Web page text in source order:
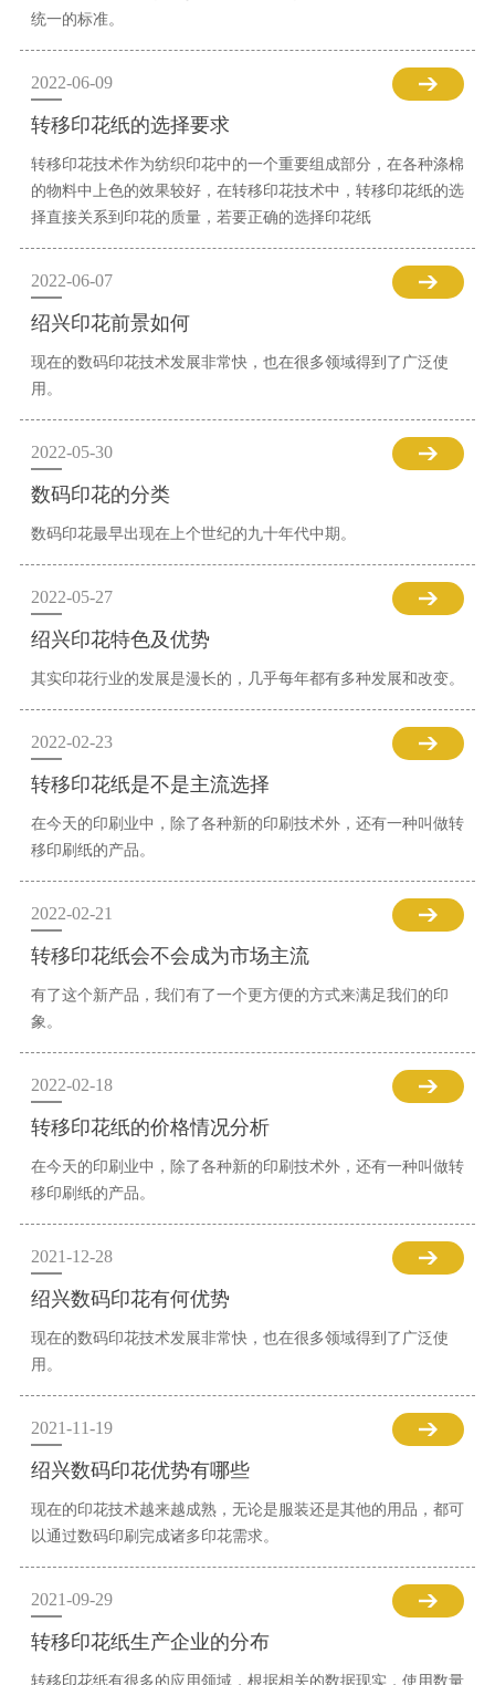
统一的标准。
2022-06-09
转移印花纸的选择要求
转移印花技术作为纺织印花中的一个重要组成部分，在各种涤棉
的物料中上色的效果较好，在转移印花技术中，转移印花纸的选
择直接关系到印花的质量，若要正确的选择印花纸
2022-06-07
绍兴印花前景如何
现在的数码印花技术发展非常快，也在很多领域得到了广泛使
用。
2022-05-30
数码印花的分类
数码印花最早出现在上个世纪的九十年代中期。
2022-05-27
绍兴印花特色及优势
其实印花行业的发展是漫长的，几乎每年都有多种发展和改变。
2022-02-23
转移印花纸是不是主流选择
在今天的印刷业中，除了各种新的印刷技术外，还有一种叫做转
移印刷纸的产品。
2022-02-21
转移印花纸会不会成为市场主流
有了这个新产品，我们有了一个更方便的方式来满足我们的印
象。
2022-02-18
转移印花纸的价格情况分析
在今天的印刷业中，除了各种新的印刷技术外，还有一种叫做转
移印刷纸的产品。
2021-12-28
绍兴数码印花有何优势
现在的数码印花技术发展非常快，也在很多领域得到了广泛使
用。
2021-11-19
绍兴数码印花优势有哪些
现在的印花技术越来越成熟，无论是服装还是其他的用品，都可
以通过数码印刷完成诸多印花需求。
2021-09-29
转移印花纸生产企业的分布
转移印花纸有很多的应用领域，根据相关的数据现实，使用数量